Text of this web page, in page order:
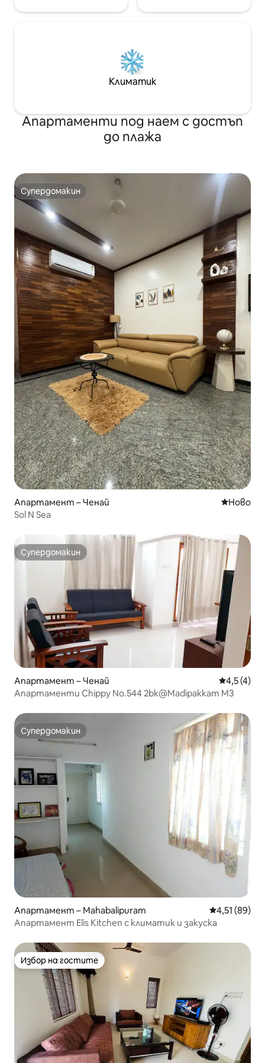
Климатик
Апартаменти под наем с достъп
до плажа
Супердомакин
Супердомакин
Апартамент – Ченай Ново
Ново
Sol N Sea
Супердомакин
Супердомакин
Апартамент – Ченай Средна
4,5 (4)
Апартаменти Chippy No.544 2bk@Madipakkam M3
Супердомакин
Супердомакин
Апартамент – Mahabalipuram Средна
4,51 (89)
Апартамент Elis Kitchen с климатик и закуска
Избор на гостите
Избор на гостите